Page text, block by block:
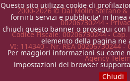
Questo sito utilizza cookie di
fornirti servizi e pubblicita' in linea
chiudi questo banner o prosegui con
elemento della pagina ne
Per maggiori informazioni su come
impostazioni dei browser
Chiudi
2000-2026© Dal Molin Stefano &
00206730244 -
Codice Fiscale: 00206730244 -
VI: 114340 - Nr. REA 00206730244
Agency